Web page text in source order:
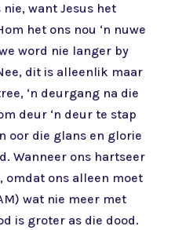
nie, want Jesus het
het ons nou ‘n nuwe
word nie langer by
dit is alleenlik maar
‘n deurgang na die
deur ‘n deur te stap
oor die glans en glorie
Wanneer ons hartseer
omdat ons alleen moet
wat nie meer met
is groter as die dood.